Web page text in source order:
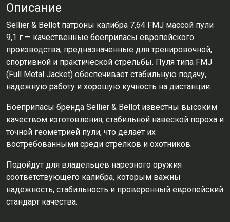
Описание
Sellier & Bellot патроны калибра 7,64 FMJ массой пули
9,1 г — качественные боеприпасы европейского
производства, предназначенные для тренировочной,
спортивной и практической стрельбы. Пуля типа FMJ
(Full Metal Jacket) обеспечивает стабильную подачу,
надежную работу и хорошую кучность на дистанции.
Боеприпасы бренда Sellier & Bellot известны высоким
качеством изготовления, стабильной навеской пороха и
точной геометрией пули, что делает их
востребованными среди стрелков и охотников.
Подойдут для владельцев нарезного оружия
соответствующего калибра, которым важны
надежность, стабильность и проверенный европейский
стандарт качества.